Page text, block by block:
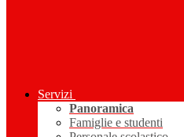
Servizi
Panoramica
Famiglie e studenti